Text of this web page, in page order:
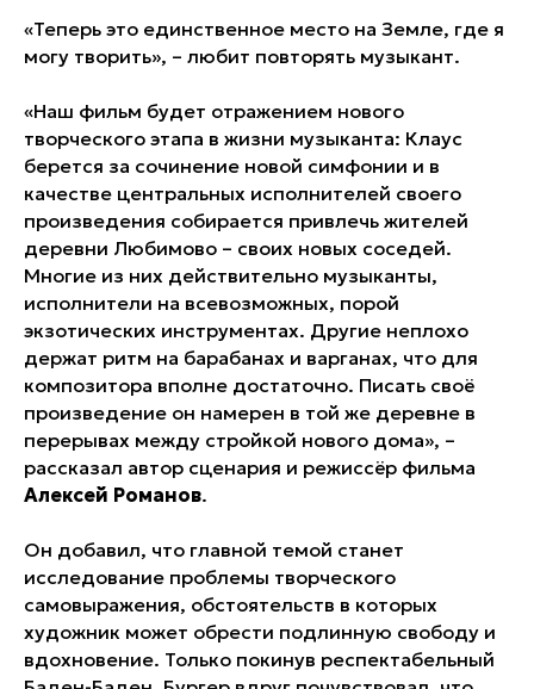
«Теперь это единственное место на Земле, где я
могу творить», – любит повторять музыкант.
«Наш фильм будет отражением нового
творческого этапа в жизни музыканта: Клаус
берется за сочинение новой симфонии и в
качестве центральных исполнителей своего
произведения собирается привлечь жителей
деревни Любимово – своих новых соседей.
Многие из них действительно музыканты,
исполнители на всевозможных, порой
экзотических инструментах. Другие неплохо
держат ритм на барабанах и варганах, что для
композитора вполне достаточно. Писать своё
произведение он намерен в той же деревне в
перерывах между стройкой нового дома», –
рассказал автор сценария и режиссёр фильма
Алексей Романов.
Он добавил, что главной темой станет
исследование проблемы творческого
самовыражения, обстоятельств в которых
художник может обрести подлинную свободу и
вдохновение. Только покинув респектабельный